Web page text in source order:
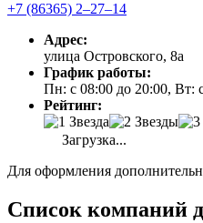
+7 (86365) 2‒27‒14
Адрес:
улица Островского, 8а
График работы:
Пн: с 08:00 до 20:00, Вт:
Рейтинг:
Загрузка...
Для оформления
Список компаний